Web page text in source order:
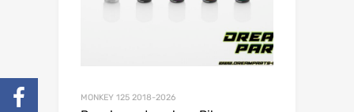
MONKEY 125 2018-2026